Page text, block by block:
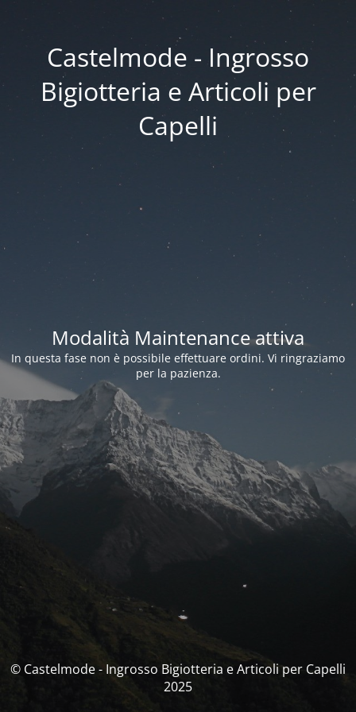
Castelmode - Ingrosso
Bigiotteria e Articoli per
Capelli
Modalità Maintenance attiva
In questa fase non è possibile effettuare ordini. Vi ringraziamo
per la pazienza.
© Castelmode - Ingrosso Bigiotteria e Articoli per Capelli
2025